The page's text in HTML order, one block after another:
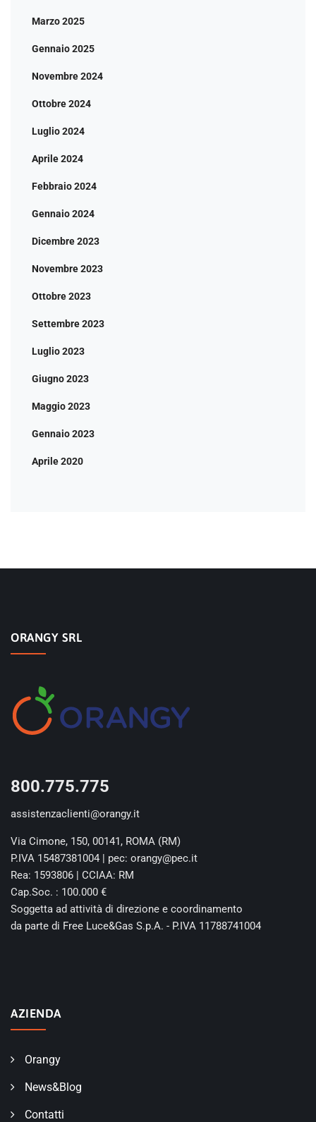
Marzo 2025
Gennaio 2025
Novembre 2024
Ottobre 2024
Luglio 2024
Aprile 2024
Febbraio 2024
Gennaio 2024
Dicembre 2023
Novembre 2023
Ottobre 2023
Settembre 2023
Luglio 2023
Giugno 2023
Maggio 2023
Gennaio 2023
Aprile 2020
ORANGY SRL
800.775.775
assistenzaclienti@orangy.it
Via Cimone, 150, 00141, ROMA (RM)
P.IVA 15487381004 | pec: orangy@pec.it
Rea: 1593806 | CCIAA: RM
Cap.Soc. : 100.000 €
Soggetta ad attività di direzione e coordinamento
da parte di Free Luce&Gas S.p.A. - P.IVA 11788741004
AZIENDA
Orangy
News&Blog
Contatti